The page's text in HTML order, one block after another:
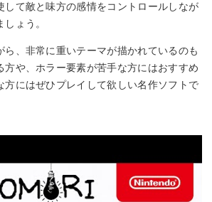
して敵と味方の感情をコントロールしなが
ょう。
ら、非常に重いテーマが描かれているのも
方や、ホラー要素が苦手な方にはおすすめ
方にはぜひプレイして欲しい名作ソフトで